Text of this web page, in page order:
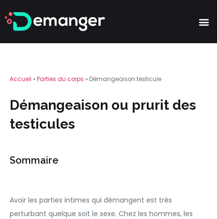
Accueil »Parties du corps » Démangeaison testicule
Démangeaison ou prurit des
testicules
Sommaire
Avoir les parties intimes qui démangent est très
perturbant quelque soit le sexe. Chez les hommes, les